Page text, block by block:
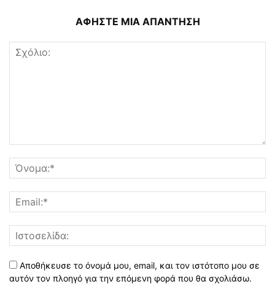
ΑΦΗΣΤΕ ΜΙΑ ΑΠΑΝΤΗΣΗ
Αποθήκευσε το όνομά μου, email, και τον ιστότοπο μου σε
αυτόν τον πλοηγό για την επόμενη φορά που θα σχολιάσω.